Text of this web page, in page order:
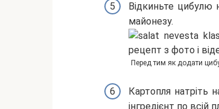
Відкиньте цибулю
майонезу.
Перед тим як додати
Картопля натріть
інгредієнт по всій